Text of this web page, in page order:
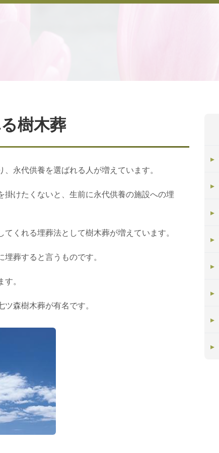
樹木葬
永代供養を選ばれる人が増えています。
けたくないと、生前に永代供養の施設への埋
くれる埋葬法として樹木葬が増えています。
葬すると言うものです。
。
森樹木葬が有名です。